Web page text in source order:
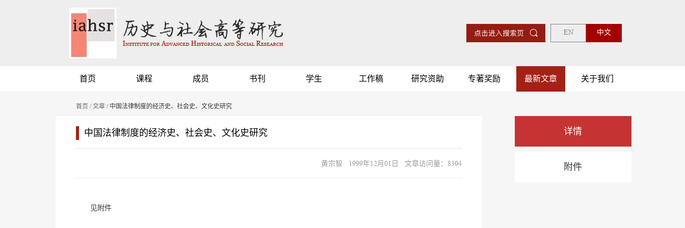
EN 中文
首页 课程 成员 书刊 学生 工作稿 研究资助 专著奖励 最新文章 关于我们
首页 /文章 / 中国法律制度的经济史、社会史、文化史研究
中国法律制度的经济史、社会史、文化史研究
黄宗智 1999年12月01日 文章访问量：8304
见附件
详情
附件